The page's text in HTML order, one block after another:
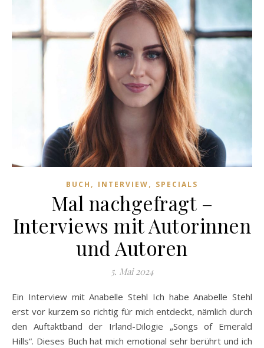
BUCH , INTERVIEW, SPECIALS
Mal nachgefragt –
Interviews mit Autorinnen
und Autoren
5. Mai 2024
Ein Interview mit Anabelle Stehl Ich habe Anabelle Stehl
erst vor kurzem so richtig für mich entdeckt, nämlich durch
den Auftaktband der Irland-Dilogie „Songs of Emerald
Hills“. Dieses Buch hat mich emotional sehr berührt und ich